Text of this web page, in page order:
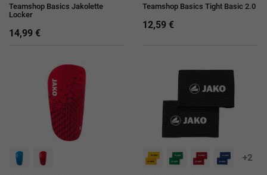
Teamshop Basics Jakolette
Locker
14,99 €
Teamshop Basics Tight Basic 2.0
12,59 €
+2